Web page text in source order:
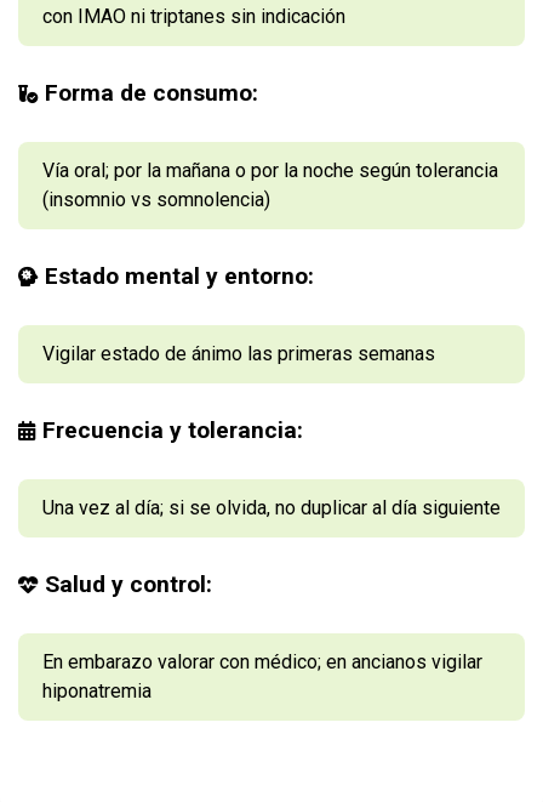
con IMAO ni triptanes sin indicación
Forma de consumo:
Vía oral; por la mañana o por la noche según tolerancia
(insomnio vs somnolencia)
Estado mental y entorno:
Vigilar estado de ánimo las primeras semanas
Frecuencia y tolerancia:
Una vez al día; si se olvida, no duplicar al día siguiente
Salud y control:
En embarazo valorar con médico; en ancianos vigilar
hiponatremia